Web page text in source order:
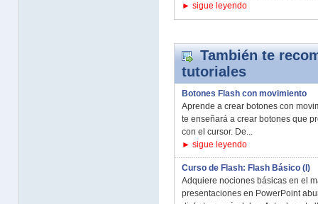
► sigue leyendo
También te
tutoriales
Botones Flash con movimiento
Aprende a crear botones con
te enseñará a crear botones que
con el cursor. De...
► sigue leyendo
Curso de Flash: Flash Básico (I)
Adquiere nociones básicas en el
presentaciones en PowerPoint